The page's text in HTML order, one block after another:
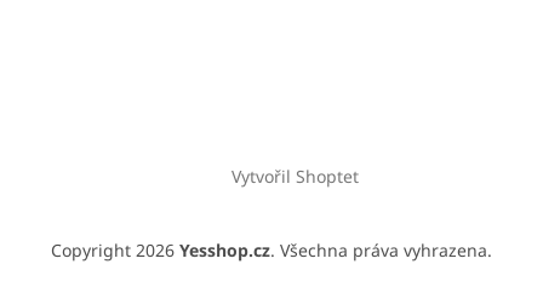
Vytvořil Shoptet
Copyright 2026 Yesshop.cz. Všechna práva vyhrazena.